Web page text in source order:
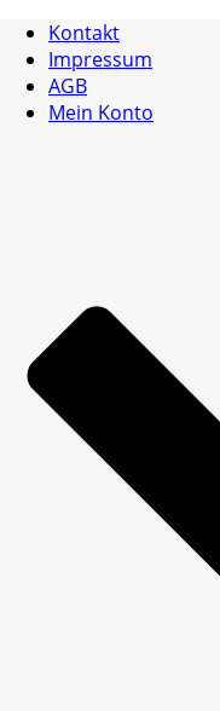
Kontakt
Impressum
AGB
Mein Konto